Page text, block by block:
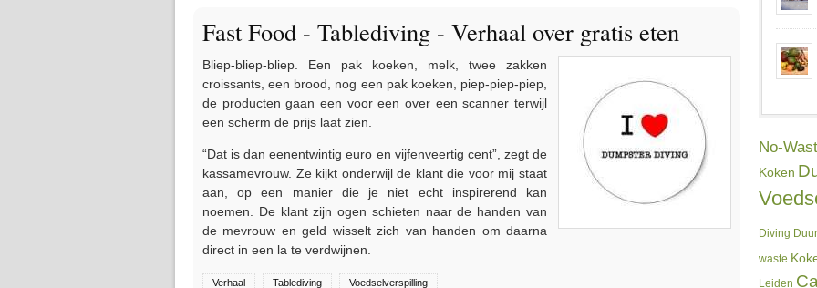
Fast Food - Tablediving - Verhaal over gratis eten
Bliep-bliep-bliep. Een pak koeken, melk, twee zakken
croissants, een brood, nog een pak koeken, piep-piep-piep,
de producten gaan een voor een over een scanner terwijl
een scherm de prijs laat zien.
“Dat is dan eenentwintig euro en vijfenveertig cent”, zegt de
kassamevrouw. Ze kijkt onderwijl de klant die voor mij staat
aan, op een manier die je niet echt inspirerend kan
noemen. De klant zijn ogen schieten naar de handen van
de mevrouw en geld wisselt zich van handen om daarna
direct in een la te verdwijnen.
Verhaal Tablediving Voedselverspilling
No-
Koken
Diving
waste
Leiden